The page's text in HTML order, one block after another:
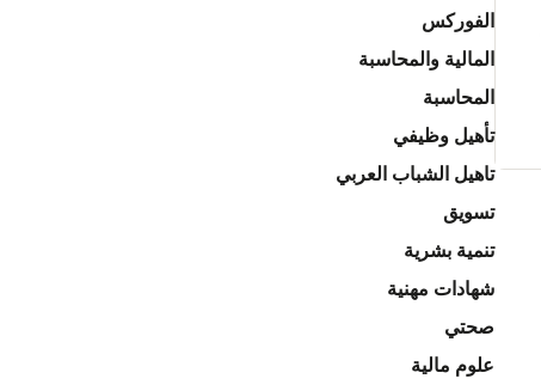
الفوركس
المالية والمحاسبة
المحاسبة
تأهيل وظيفي
تاهيل الشباب العربي
تسويق
تنمية بشرية
شهادات مهنية
صحتي
علوم مالية